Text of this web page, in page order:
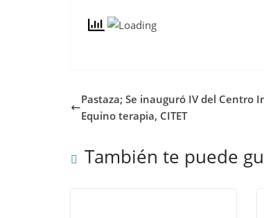
Pastaza; Se inauguró IV del Centro
Equino terapia, CITET
También te puede